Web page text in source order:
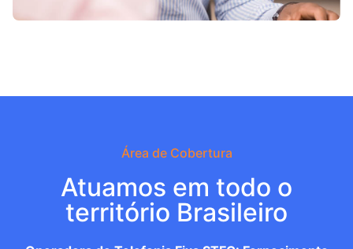
Área de Cobertura
Atuamos em todo o
território Brasileiro